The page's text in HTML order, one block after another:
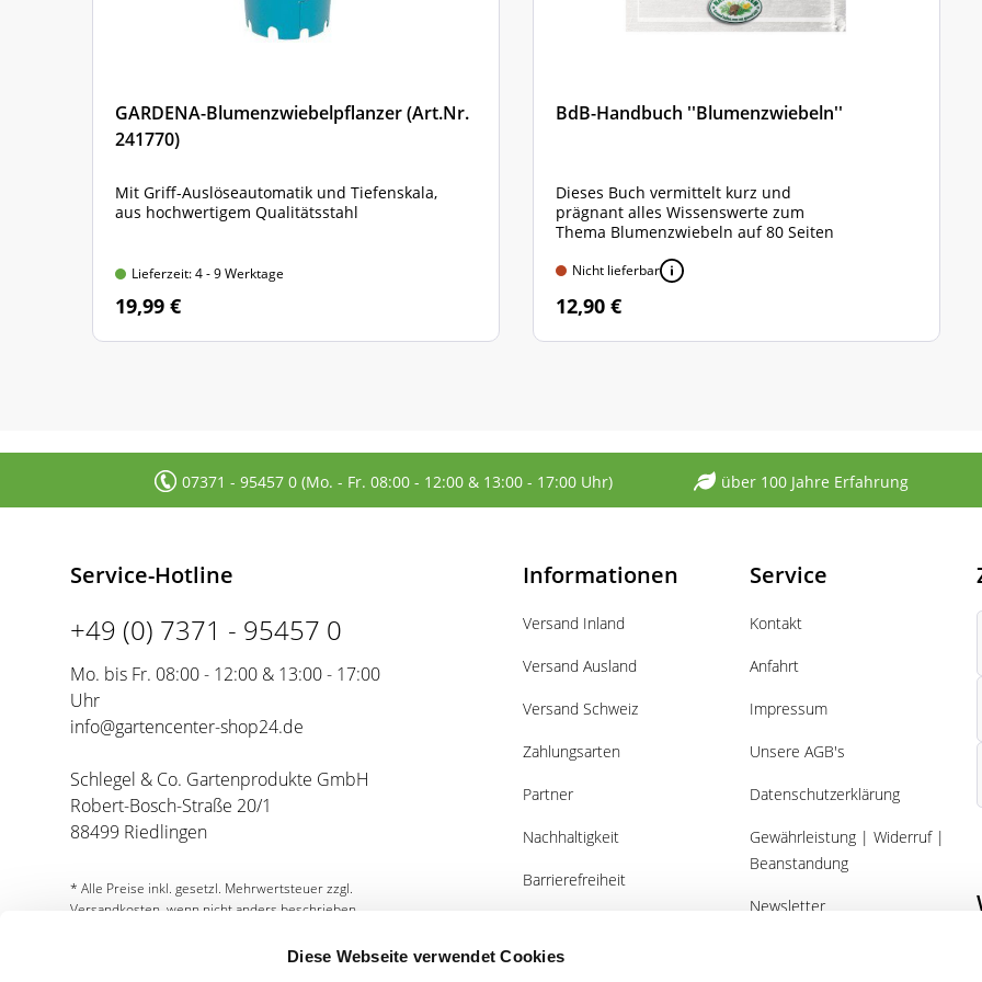
Diese Webseite verwendet Cookies
GARDENA-Blumenzwiebelpflanzer (Art.Nr.
241770)
Mit Griff-Auslöseautomatik und Tiefenskala,
aus hochwertigem Qualitätsstahl
Lieferzeit: 4 - 9 Werktage
19,99 €
BdB-Handbuch ''Blumenzwiebeln''
Dieses Buch vermittelt kurz und
prägnant alles Wissenswerte zum
Thema Blumenzwiebeln auf80 Seiten
Nicht lieferbar
12,90 €
07371 - 95457 0 (Mo. - Fr. 08:00 - 12:00 & 13:00 - 17:00 Uhr) über 100 Jahre Erfahrung
Service-Hotline
+49 (0) 7371 - 95457 0
Mo. bis Fr. 08:00 - 12:00 & 13:00 - 17:00
Uhr
info@gartencenter-shop24.de
Schlegel & Co. Gartenprodukte GmbH
Robert-Bosch-Straße 20/1
88499 Riedlingen
* Alle Preise inkl. gesetzl. Mehrwertsteuer zzgl.
Versandkosten, wenn nicht anders beschrieben.
Informationen
Versand Inland
Versand Ausland
Versand Schweiz
Zahlungsarten
Partner
Nachhaltigkeit
Barrierefreiheit
Service
Kontakt
Anfahrt
Impressum
Unsere AGB's
Datenschutzerklärung
Gewährleistung | Widerruf |
Beanstandung
Newsletter